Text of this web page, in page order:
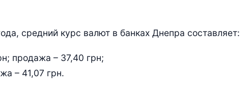
средний курс валют в банках Днепра составляет:
продажа – 37,40 грн;
– 41,07 грн.